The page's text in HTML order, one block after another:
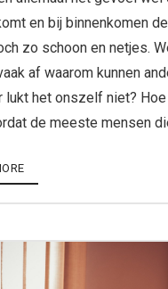
en bij binnenkomen
zo schoon en netjes.
af waarom kunnen
lukt het onszelf niet?
de meeste mensen